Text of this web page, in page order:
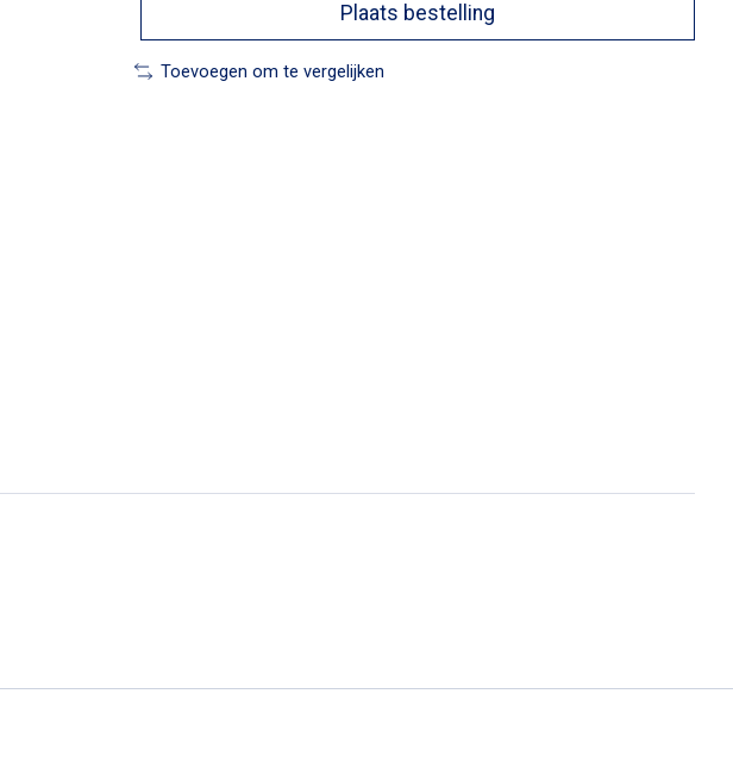
Plaats bestelling
Toevoegen om te vergelijken